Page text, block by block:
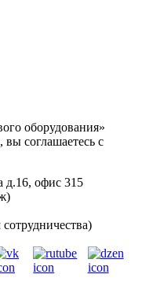
оборудования»
соглашаетесь с
д.16, офис 315